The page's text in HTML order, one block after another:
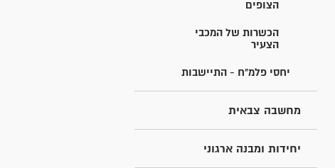
הצופים
הכשרות של המכבי
הצעיר
יחסי פלמ"ח - התיישבות
מחשבה צבאית
יחידות ומבנה ארגוני